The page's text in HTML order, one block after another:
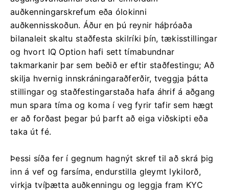
auðkenningarskrefum eða ólokinni
auðkennisskoðun. Áður en þú reynir háþróaða
bilanaleit skaltu staðfesta skilríki þín, tækisstillingar
og hvort IQ Option hafi sett tímabundnar
takmarkanir þar sem beðið er eftir staðfestingu; Að
skilja hvernig innskráningaraðferðir, tveggja þátta
stillingar og staðfestingarstaða hafa áhrif á aðgang
mun spara tíma og koma í veg fyrir tafir sem hægt
er að forðast þegar þú þarft að eiga viðskipti eða
taka út fé.
Þessi síða fer í gegnum hagnýt skref til að skrá þig
inn á vef og farsíma, endurstilla gleymt lykilorð,
virkja tvíþætta auðkenningu og leggja fram KYC